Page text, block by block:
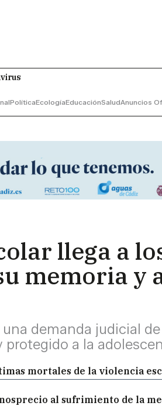
PolíticaEcologíaEducaciónSaludAnuncios
llega a
memoria y
demanda judicial de
a la
mortales de la violencia
al sufrimiento de la